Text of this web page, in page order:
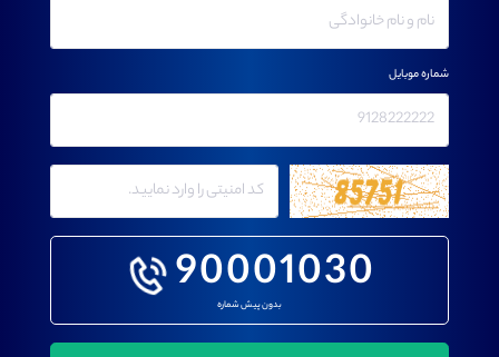
90001030
بدون پیش شماره
شماره موبایل